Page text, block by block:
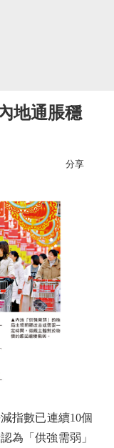
地通脹穩
分享
指數已連續10個
為「供強需弱」